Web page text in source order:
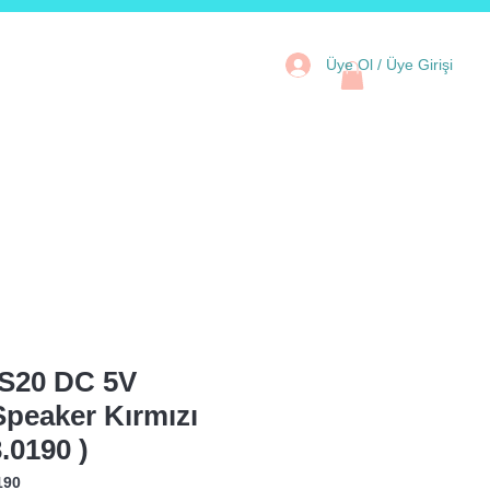
Üye Ol / Üye Girişi
DC 5V
Kırmızı
)